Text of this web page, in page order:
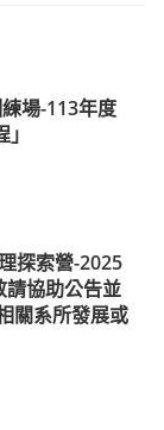
場-113年度
探索營-2025
請協助公告並
關系所發展或